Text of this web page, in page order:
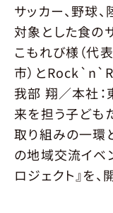
コート予
予約方法 利
サッカー、野球
対象とした食の
こもれび様（代
市）と
我部 翔／本社：
来を担う子ども
取り組みの一環
の地域交流イベ
ロジェクト』を